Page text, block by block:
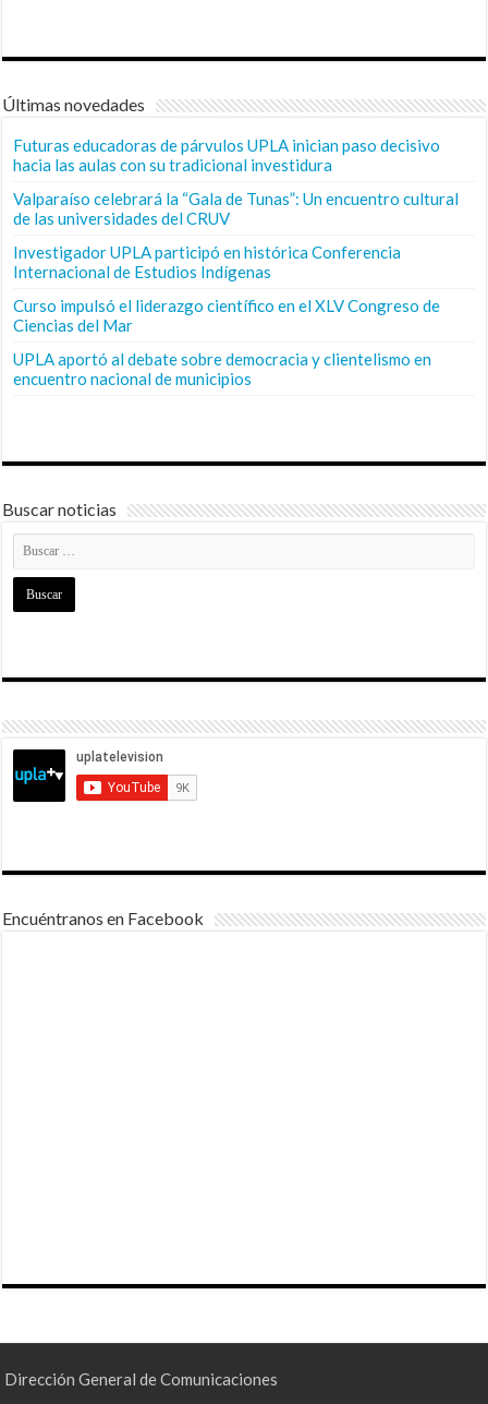
Últimas novedades
Futuras educadoras de párvulos UPLA inician paso decisivo
hacia las aulas con su tradicional investidura
Valparaíso celebrará la “Gala de Tunas”: Un encuentro cultural
de las universidades del CRUV
Investigador UPLA participó en histórica Conferencia
Internacional de Estudios Indígenas
Curso impulsó el liderazgo científico en el XLV Congreso de
Ciencias del Mar
UPLA aportó al debate sobre democracia y clientelismo en
encuentro nacional de municipios
Buscar noticias
Encuéntranos en Facebook
Dirección General de Comunicaciones